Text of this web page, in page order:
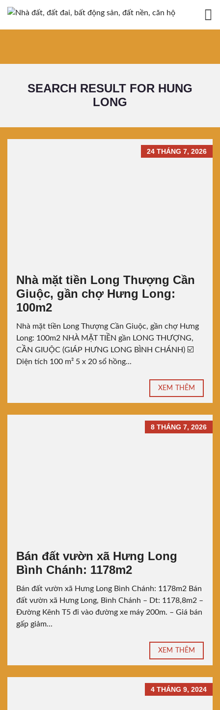
SEARCH RESULT FOR HUNG
LONG
24 THÁNG 7, 2026
Nhà mặt tiền Long Thượng Cần
Giuộc, gần chợ Hưng Long:
100m2
Nhà mặt tiền Long Thượng Cần Giuộc, gần chợ Hưng
Long: 100m2 NHÀ MẶT TIỀN gần LONG THƯỢNG,
CẦN GIUỘC (GIÁP HƯNG LONG BÌNH CHÁNH) ☑️
Diện tích 100 m² 5 x 20 sổ hồng...
XEM THÊM
8 THÁNG 7, 2026
Bán đất vườn xã Hưng Long
Bình Chánh: 1178m2
Bán đất vườn xã Hưng Long Bình Chánh: 1178m2 Bán
đất vườn xã Hưng Long, Bình Chánh – Dt: 1178,8m2 –
Đường Kênh T5 đi vào đường xe máy 200m. – Giá bán
gấp giảm...
XEM THÊM
4 THÁNG 9, 2024